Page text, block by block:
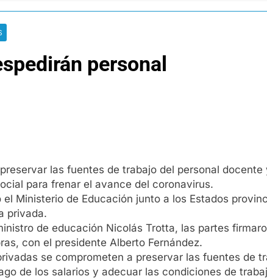
personal
las fuentes de trabajo del personal
para frenar el avance del coronavirus.
Ministerio de Educación junto a los Estados
privada.
de educación Nicolás Trotta, las partes
con el presidente Alberto Fernández.
se comprometen a preservar las fuentes de
de los salarios y adecuar las condiciones de